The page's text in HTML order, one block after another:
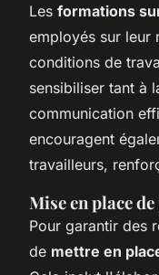
Les formations
employés sur leur
conditions de
sensibiliser tant à
communication
encouragent
travailleurs,
Mise en place
Pour garantir des
de mettre en